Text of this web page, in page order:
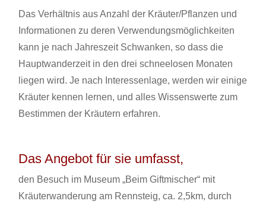
Das Verhältnis aus Anzahl der Kräuter/Pflanzen und
Informationen zu deren Verwendungsmöglichkeiten
kann je nach Jahreszeit Schwanken, so dass die
Hauptwanderzeit in den drei schneelosen Monaten
liegen wird. Je nach Interessenlage, werden wir einige
Kräuter kennen lernen, und alles Wissenswerte zum
Bestimmen der Kräutern erfahren.
Das Angebot für sie umfasst,
den Besuch im Museum „Beim Giftmischer“ mit
Kräuterwanderung am Rennsteig, ca. 2,5km, durch